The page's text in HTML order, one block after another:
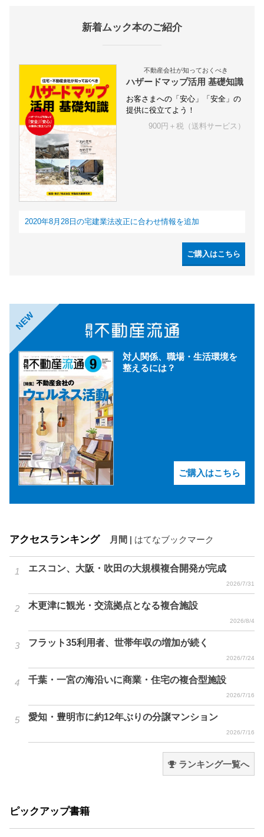
新着ムック本のご紹介
不動産会社が知っておくべき
ハザードマップ活用 基礎知識
お客さまへの「安心」「安全」の
提供に役立てよう！
900円＋税（送料サービス）
2020年8月28日の宅建業法改正に合わせ情報を追加
ご購入はこちら
NEW
対人関係、職場・生活環境を
整えるには？
ご購入はこちら
アクセスランキング 月間 はてなブックマーク
エスコン、大阪・吹田の大規模複合開発が完成
2026/7/31
木更津に観光・交流拠点となる複合施設
2026/8/4
フラット35利用者、世帯年収の増加が続く
2026/7/24
千葉・一宮の海沿いに商業・住宅の複合型施設
2026/7/16
愛知・豊明市に約12年ぶりの分譲マンション
2026/7/16
ランキング一覧へ
ピックアップ書籍